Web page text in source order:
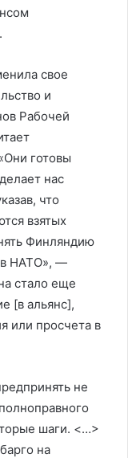
свое
и
Рабочей
готовы
нас
что
взятых
Финляндию
НАТО», —
стало еще
[в альянс],
или просчета в
не
шаги. <…>
на